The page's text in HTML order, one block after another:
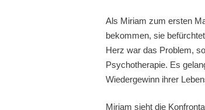
Als Miriam zum ersten
bekommen, sie
Herz war das Problem,
Psychotherapie. Es
Wiedergewinn ihrer
Miriam sieht die